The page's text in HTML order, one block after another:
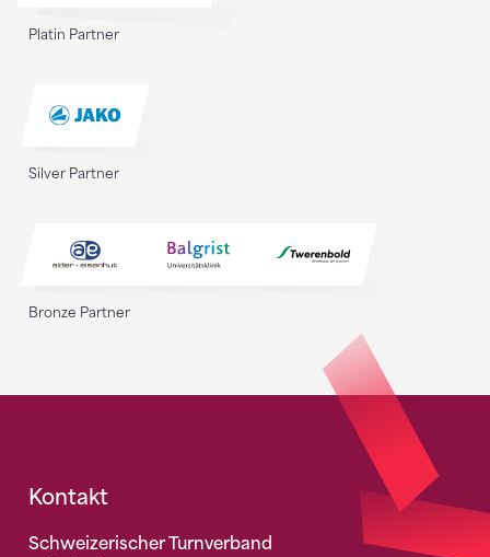
Platin Partner
Silver Partner
Bronze Partner
Fusszeile
Kontakt
Schweizerischer Turnverband